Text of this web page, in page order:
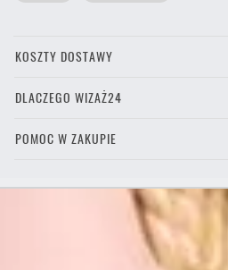
KOSZTY DOSTAWY
DLACZEGO WIZAŻ24
POMOC W ZAKUPIE